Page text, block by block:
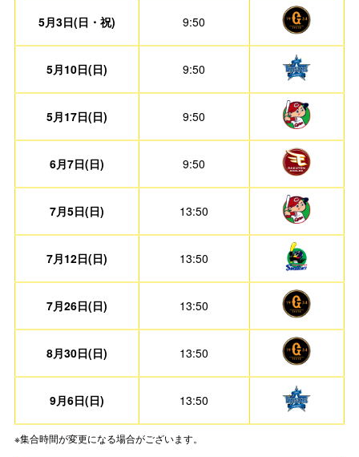
5月3日(日・祝) 9:50
5月10日(日) 9:50
5月17日(日) 9:50
6月7日(日) 9:50
7月5日(日) 13:50
7月12日(日) 13:50
7月26日(日) 13:50
8月30日(日) 13:50
9月6日(日) 13:50
※集合時間が変更になる場合がございます。